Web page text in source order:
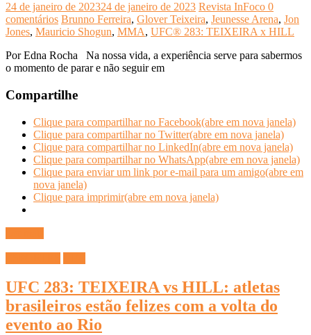
24 de janeiro de 202324 de janeiro de 2023 Revista InFoco 0
comentários Brunno Ferreira, Glover Teixeira, Jeunesse Arena, Jon
Jones, Mauricio Shogun, MMA, UFC® 283: TEIXEIRA x HILL
Por Edna Rocha Na nossa vida, a experiência serve para sabermos
o momento de parar e não seguir em
Compartilhe
Clique para compartilhar no Facebook(abre em nova janela)
Clique para compartilhar no Twitter(abre em nova janela)
Clique para compartilhar no LinkedIn(abre em nova janela)
Clique para compartilhar no WhatsApp(abre em nova janela)
Clique para enviar um link por e-mail para um amigo(abre em
nova janela)
Clique para imprimir(abre em nova janela)
UFC 283: TEIXEIRA vs HILL: atletas
brasileiros estão felizes com a volta do
evento ao Rio